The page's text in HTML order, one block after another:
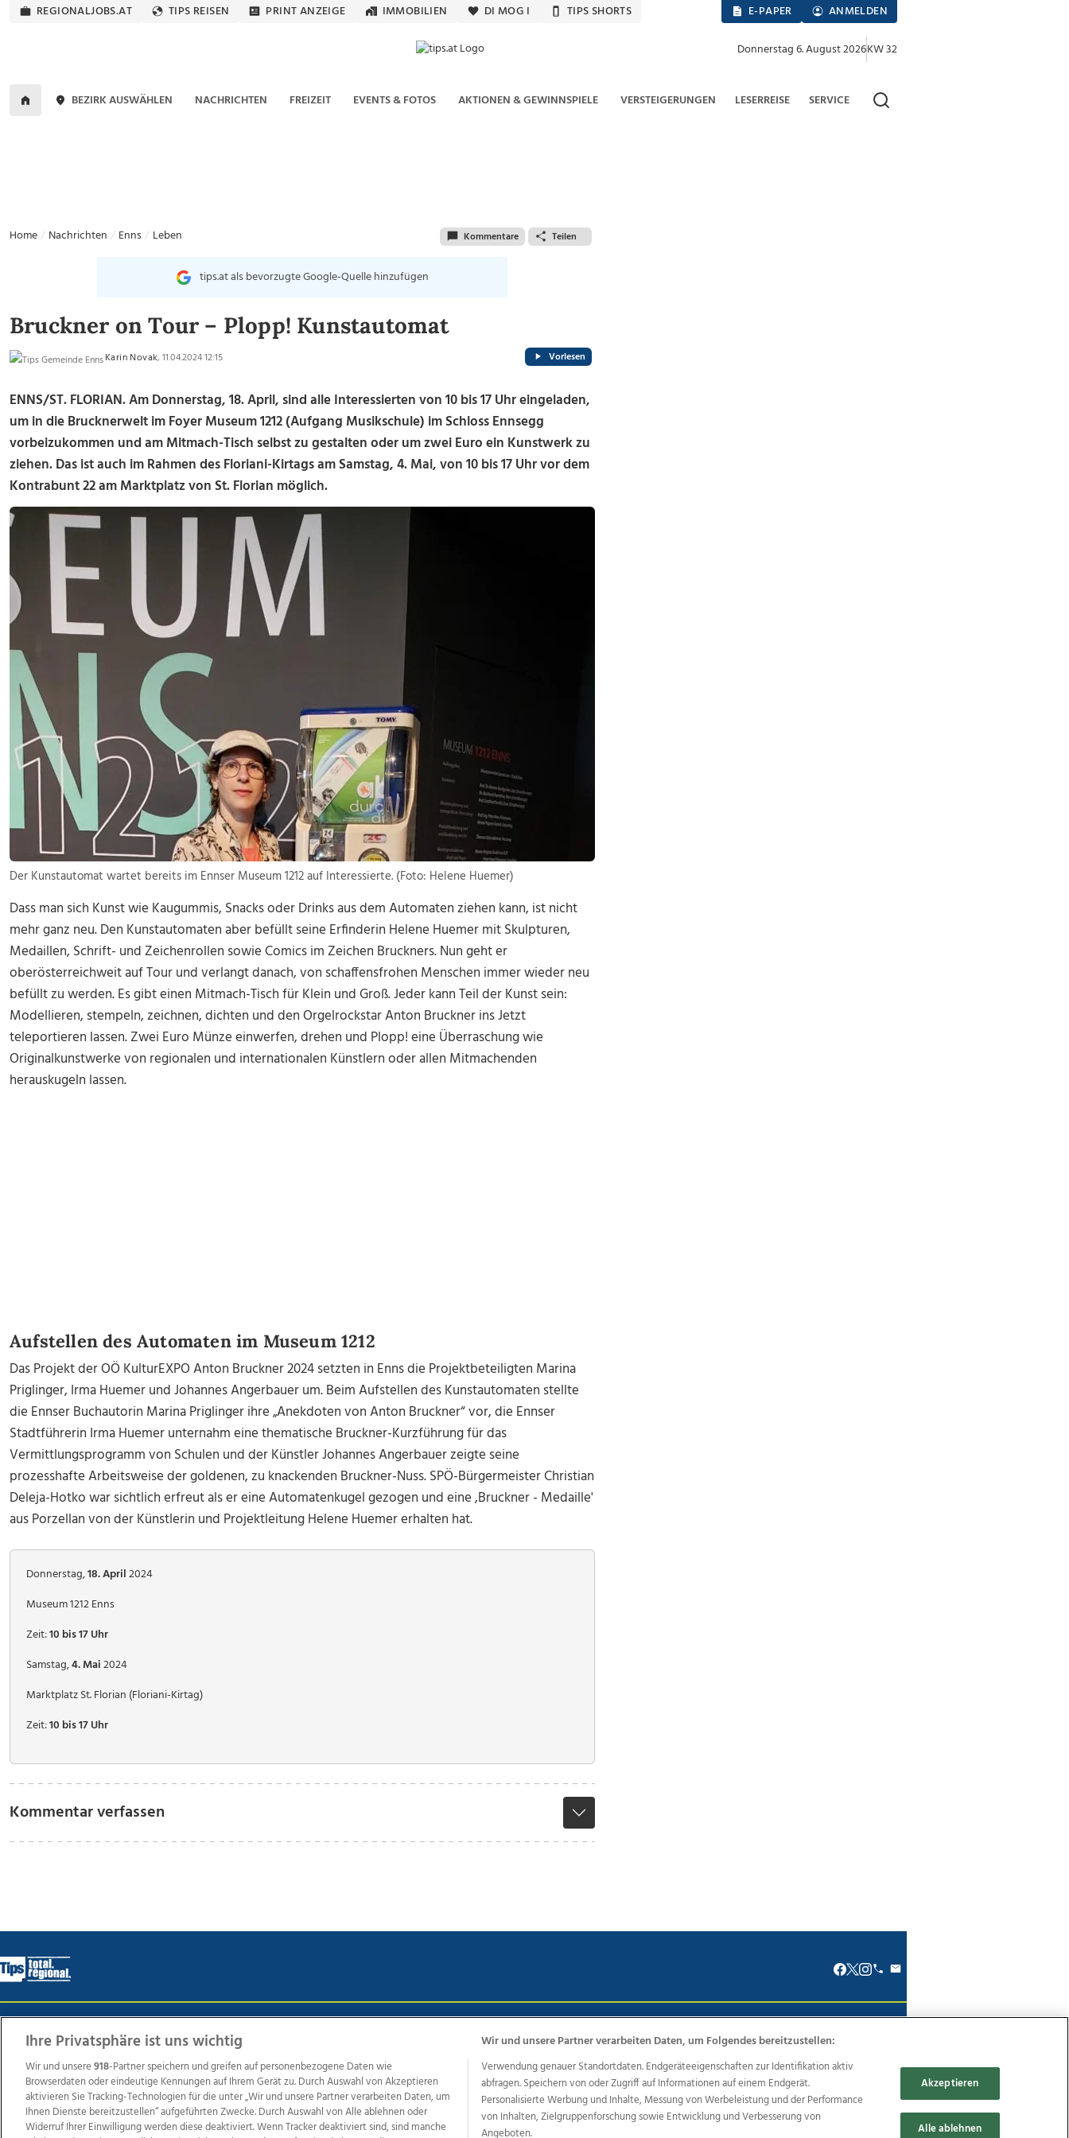
REGIONALJOBS.AT TIPS REISEN PRINT ANZEIGE IMMOBILIEN DI MOG I TIPS SHORTS E-PAPER ANMELDEN
Donnerstag 6. August 2026KW 32
BEZIRK AUSWÄHLEN NACHRICHTEN FREIZEIT EVENTS & FOTOS AKTIONEN & GEWINNSPIELE VERSTEIGERUNGEN LESERREISE SERVICE
Home Nachrichten Enns Leben Kommentare Teilen
tips.at als bevorzugte Google-Quelle hinzufügen
Bruckner on Tour – Plopp! Kunstautomat
Karin Novak, 11.04.2024 12:15 Vorlesen
ENNS/ST. FLORIAN. Am Donnerstag, 18. April, sind alle Interessierten von 10 bis 17 Uhr eingeladen,
um in die Brucknerwelt im Foyer Museum 1212 (Aufgang Musikschule) im Schloss Ennsegg
vorbeizukommen und am Mitmach-Tisch selbst zu gestalten oder um zwei Euro ein Kunstwerk zu
ziehen. Das ist auch im Rahmen des Floriani-Kirtags am Samstag, 4. Mai, von 10 bis 17 Uhr vor dem
Kontrabunt 22 am Marktplatz von St. Florian möglich.
Der Kunstautomat wartet bereits im Ennser Museum 1212 auf Interessierte. (Foto: Helene Huemer)
Dass man sich Kunst wie Kaugummis, Snacks oder Drinks aus dem Automaten ziehen kann, ist nicht
mehr ganz neu. Den Kunstautomaten aber befüllt seine Erfinderin Helene Huemer mit Skulpturen,
Medaillen, Schrift- und Zeichenrollen sowie Comics im Zeichen Bruckners. Nun geht er
oberösterreichweit auf Tour und verlangt danach, von schaffensfrohen Menschen immer wieder neu
befüllt zu werden. Es gibt einen Mitmach-Tisch für Klein und Groß. Jeder kann Teil der Kunst sein:
Modellieren, stempeln, zeichnen, dichten und den Orgelrockstar Anton Bruckner ins Jetzt
teleportieren lassen. Zwei Euro Münze einwerfen, drehen und Plopp! eine Überraschung wie
Originalkunstwerke von regionalen und internationalen Künstlern oder allen Mitmachenden
herauskugeln lassen.
Aufstellen des Automaten im Museum 1212
Das Projekt der OÖ KulturEXPO Anton Bruckner 2024 setzten in Enns die Projektbeteiligten Marina
Priglinger, Irma Huemer und Johannes Angerbauer um. Beim Aufstellen des Kunstautomaten stellte
die Ennser Buchautorin Marina Priglinger ihre „Anekdoten von Anton Bruckner“ vor, die Ennser
Stadtführerin Irma Huemer unternahm eine thematische Bruckner-Kurzführung für das
Vermittlungsprogramm von Schulen und der Künstler Johannes Angerbauer zeigte seine
prozesshafte Arbeitsweise der goldenen, zu knackenden Bruckner-Nuss. SPÖ-Bürgermeister Christian
Deleja-Hotko war sichtlich erfreut als er eine Automatenkugel gezogen und eine ,Bruckner - Medaille'
aus Porzellan von der Künstlerin und Projektleitung Helene Huemer erhalten hat.
Donnerstag,18. April2024
Museum 1212 Enns
Zeit:10 bis 17 Uhr
Samstag,4. Mai2024
Marktplatz St. Florian (Floriani-Kirtag)
Zeit:10 bis 17 Uhr
Kommentar verfassen
Wir über uns Mediadaten Kontakt AGB Anzeigekunden AGB Website Ehrenkodex Politische Werbung
Weitere Angebote des Medienhauses Wimmer
TV1 di-mog-i.at OÖNow Ischler Woche Life Radio OÖNachrichten OÖN Immobilien OÖN Karriere OÖN Reise
Promenaden Galerien
Ihre Privatsphäre ist uns wichtig
Wir und unsere918-Partner speichern und greifen auf personenbezogene Daten wie
Browserdaten oder eindeutige Kennungen auf Ihrem Gerät zu. Durch Auswahl von Akzeptieren
aktivieren Sie Tracking-Technologien für die unter „Wir und unsere Partner verarbeiten Daten, um
Ihnen Dienste bereitzustellen“ aufgeführten Zwecke. Durch Auswahl von Alle ablehnen oder
Widerruf Ihrer Einwilligung werden diese deaktiviert. Wenn Tracker deaktiviert sind, sind manche
Wir und unsere Partner verarbeiten Daten, um Folgendes bereitzustellen:
Verwendung genauer Standortdaten. Endgeräteeigenschaften zur Identifikation aktiv
abfragen. Speichern von oder Zugriff auf Informationen auf einem Endgerät.
Personalisierte Werbung und Inhalte, Messung von Werbeleistung und der Performance
von Inhalten, Zielgruppenforschung sowie Entwicklung und Verbesserung von
Angeboten.
Akzeptieren
Alle ablehnen